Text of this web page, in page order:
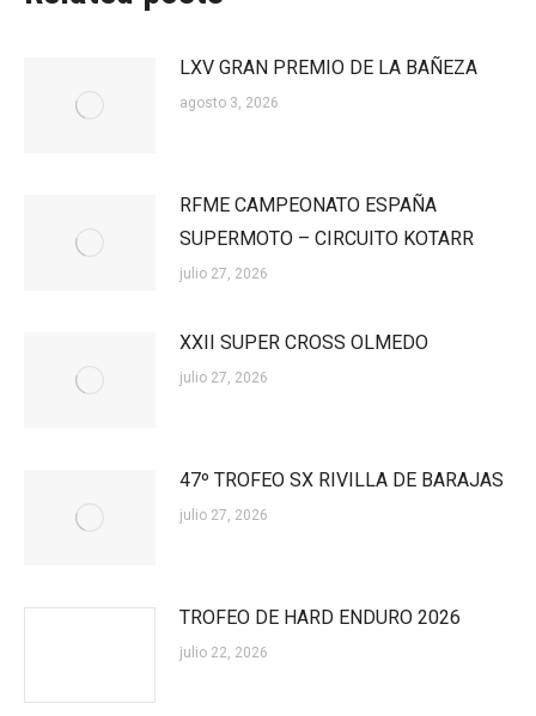
LXV GRAN PREMIO DE LA BAÑEZA
agosto 3, 2026
RFME CAMPEONATO ESPAÑA
SUPERMOTO – CIRCUITO KOTARR
julio 27, 2026
XXII SUPER CROSS OLMEDO
julio 27, 2026
47º TROFEO SX RIVILLA DE BARAJAS
julio 27, 2026
TROFEO DE HARD ENDURO 2026
julio 22, 2026